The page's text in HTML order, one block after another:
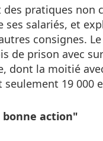
pratiques non
ses salariés, et
consignes.
de prison avec
dont la moitié
19 000
action"